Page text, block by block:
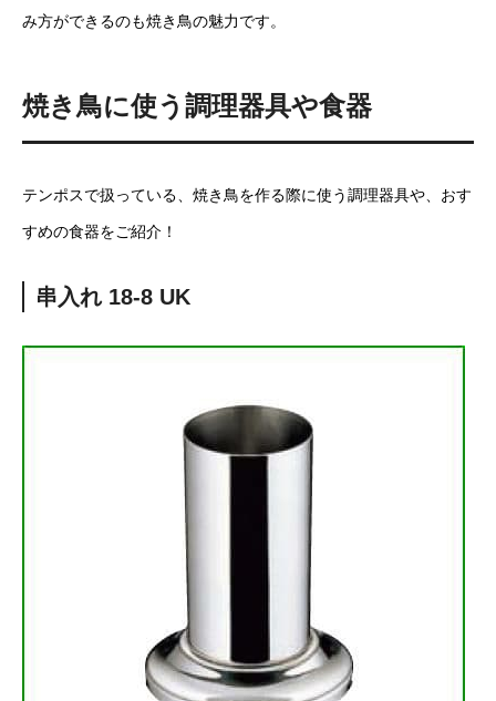
み方ができるのも焼き鳥の魅力です。
焼き鳥に使う調理器具や食器
テンポスで扱っている、焼き鳥を作る際に使う調理器具や、おす
すめの食器をご紹介！
串入れ 18-8 UK